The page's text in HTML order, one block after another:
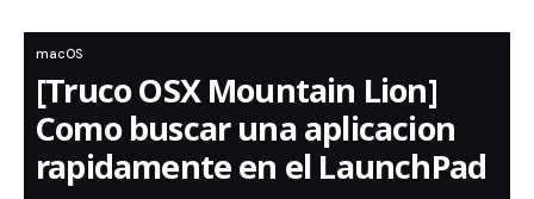
macOS
[Truco OSX Mountain Lion]
Como buscar una aplicacion
rapidamente en el LaunchPad